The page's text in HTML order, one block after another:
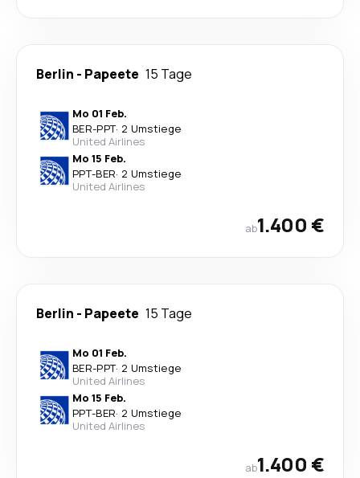
Berlin - Papeete 15 Tage
Mo 01 Feb.
BER-PPT· 2 Umstiege
United Airlines
Mo 15 Feb.
PPT-BER· 2 Umstiege
United Airlines
ab1.400 €
Berlin - Papeete 15 Tage
Mo 01 Feb.
BER-PPT· 2 Umstiege
United Airlines
Mo 15 Feb.
PPT-BER· 2 Umstiege
United Airlines
ab1.400 €